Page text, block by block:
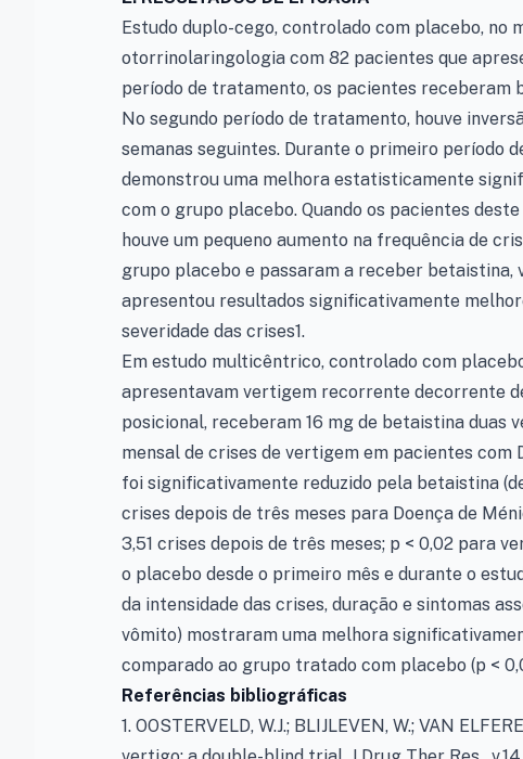
Estudo duplo-cego, controlado com placebo, no
otorrinolaringologia com 82 pacientes que
período de tratamento, os pacientes receberam
No segundo período de tratamento, houve
semanas seguintes. Durante o primeiro período
demonstrou uma melhora estatisticamente
com o grupo placebo. Quando os pacientes
houve um pequeno aumento na frequência de
grupo placebo e passaram a receber
apresentou resultados significativamente
severidade das crises1.
Em estudo multicêntrico, controlado com
apresentavam vertigem recorrente decorrente
posicional, receberam 16 mg de betaistina duas
mensal de crises de vertigem em pacientes
foi significativamente reduzido pela betaistina
crises depois de três meses para Doença de
3,51 crises depois de três meses; p < 0,02 para
o placebo desde o primeiro mês e durante o
da intensidade das crises, duração e sintomas
vômito) mostraram uma melhora
comparado ao grupo tratado com placebo (p <
Referências bibliográficas
1. OOSTERVELD, W.J.; BLIJLEVEN, W.; VAN